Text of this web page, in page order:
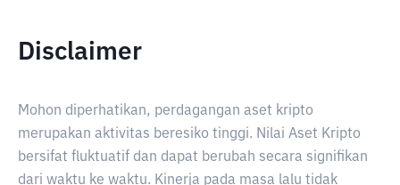
Disclaimer
Mohon diperhatikan, perdagangan aset kripto
merupakan aktivitas beresiko tinggi. Nilai Aset Kripto
bersifat fluktuatif dan dapat berubah secara signifikan
dari waktu ke waktu. Kinerja pada masa lalu tidak